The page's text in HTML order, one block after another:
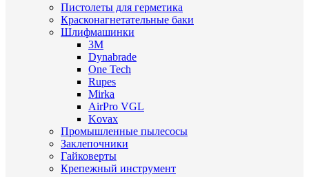
Пистолеты для герметика
Красконагнетательные баки
Шлифмашинки
3M
Dynabrade
One Tech
Rupes
Mirka
AirPro VGL
Kovax
Промышленные пылесосы
Заклепочники
Гайковерты
Крепежный инструмент